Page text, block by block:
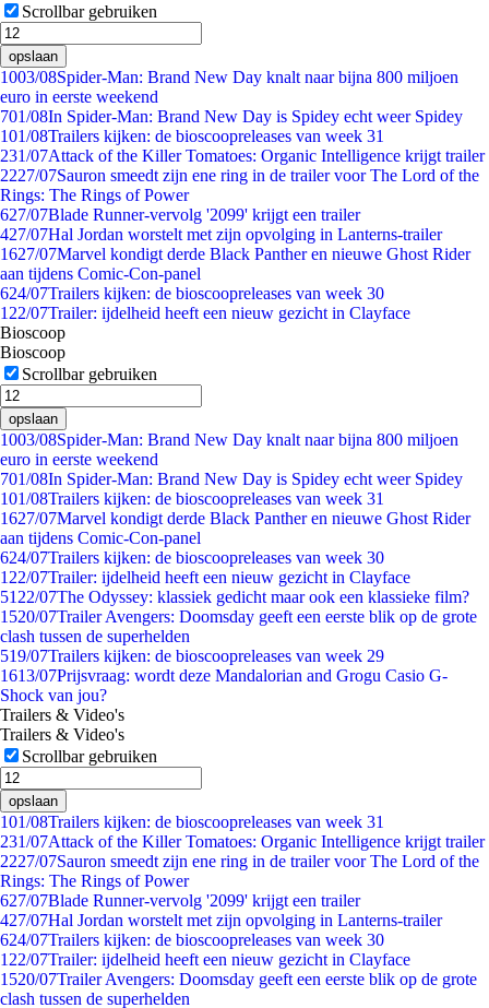
Scrollbar gebruiken
opslaan
1003/08Spider-Man: Brand New Day knalt naar bijna 800 miljoen
euro in eerste weekend
701/08In Spider-Man: Brand New Day is Spidey echt weer Spidey
101/08Trailers kijken: de bioscoopreleases van week 31
231/07Attack of the Killer Tomatoes: Organic Intelligence krijgt trailer
2227/07Sauron smeedt zijn ene ring in de trailer voor The Lord of the
Rings: The Rings of Power
627/07Blade Runner-vervolg '2099' krijgt een trailer
427/07Hal Jordan worstelt met zijn opvolging in Lanterns-trailer
1627/07Marvel kondigt derde Black Panther en nieuwe Ghost Rider
aan tijdens Comic-Con-panel
624/07Trailers kijken: de bioscoopreleases van week 30
1 22/07Trailer: ijdelheid heeft een nieuw gezicht in Clayface
Bioscoop
Bioscoop
Scrollbar gebruiken
opslaan
1003/08Spider-Man: Brand New Day knalt naar bijna 800 miljoen
euro in eerste weekend
701/08In Spider-Man: Brand New Day is Spidey echt weer Spidey
101/08Trailers kijken: de bioscoopreleases van week 31
1627/07Marvel kondigt derde Black Panther en nieuwe Ghost Rider
aan tijdens Comic-Con-panel
624/07Trailers kijken: de bioscoopreleases van week 30
1 22/07Trailer: ijdelheid heeft een nieuw gezicht in Clayface
51 22/07The Odyssey: klassiek gedicht maar ook een klassieke film?
1520/07Trailer Avengers: Doomsday geeft een eerste blik op de grote
clash tussen de superhelden
519/07Trailers kijken: de bioscoopreleases van week 29
1613/07Prijsvraag: wordt deze Mandalorian and Grogu Casio G-
Shock van jou?
Trailers & Video's
Trailers & Video's
Scrollbar gebruiken
opslaan
101/08Trailers kijken: de bioscoopreleases van week 31
231/07Attack of the Killer Tomatoes: Organic Intelligence krijgt trailer
2227/07Sauron smeedt zijn ene ring in de trailer voor The Lord of the
Rings: The Rings of Power
627/07Blade Runner-vervolg '2099' krijgt een trailer
427/07Hal Jordan worstelt met zijn opvolging in Lanterns-trailer
624/07Trailers kijken: de bioscoopreleases van week 30
1 22/07Trailer: ijdelheid heeft een nieuw gezicht in Clayface
1520/07Trailer Avengers: Doomsday geeft een eerste blik op de grote
clash tussen de superhelden